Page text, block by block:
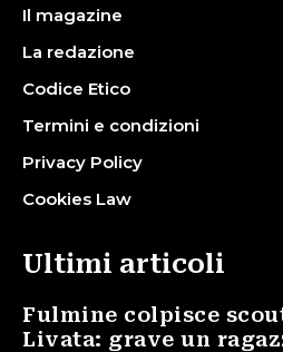
Il magazine
La redazione
Codice Etico
Termini e condizioni
Privacy Policy
Cookies Law
Ultimi articoli
Fulmine colpisce
Livata: grave un